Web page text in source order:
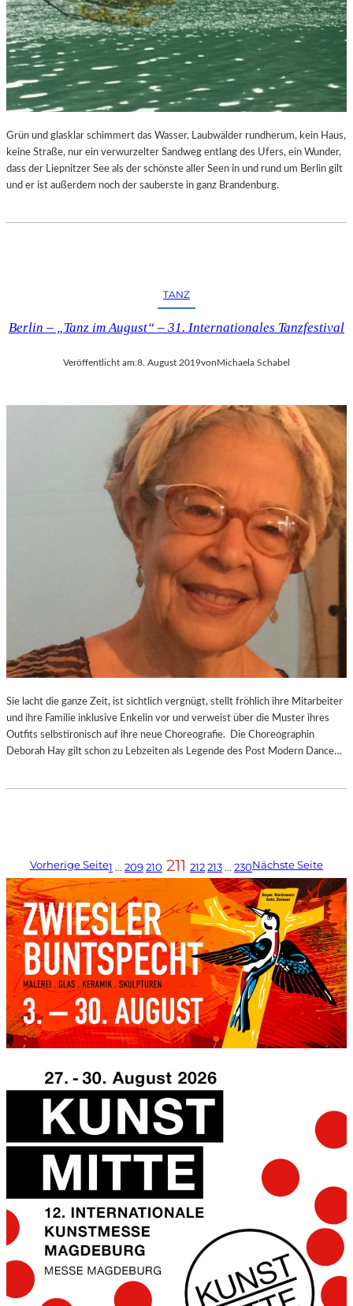
Grün und glasklar schimmert das Wasser, Laubwälder rundherum, kein Haus,
keine Straße, nur ein verwurzelter Sandweg entlang des Ufers, ein Wunder,
dass der Liepnitzer See als der schönste aller Seen in und rund um Berlin gilt
und er ist außerdem noch der sauberste in ganz Brandenburg.
TANZ
Berlin – „Tanz im August“ – 31. Internationales Tanzfestival
Veröffentlicht am:8. August 2019vonMichaela Schabel
Sie lacht die ganze Zeit, ist sichtlich vergnügt, stellt fröhlich ihre Mitarbeiter
und ihre Familie inklusive Enkelin vor und verweist über die Muster ihres
Outfits selbstironisch auf ihre neue Choreografie. Die Choreographin
Deborah Hay gilt schon zu Lebzeiten als Legende des Post Modern Dance…
Vorherige Seite1 … 209210 211 212213 … 230Nächste Seite